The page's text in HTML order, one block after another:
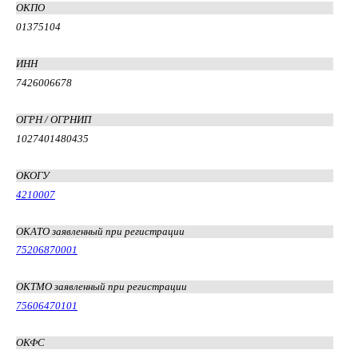
ОКПО
01375104
ИНН
7426006678
ОГРН / ОГРНИП
1027401480435
ОКОГУ
4210007
ОКАТО заявленный при регистрации
75206870001
ОКТМО заявленный при регистрации
75606470101
ОКФС